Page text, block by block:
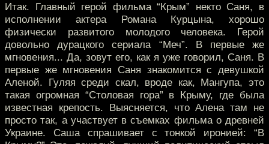
Итак. Главный герой фильма “Крым” некто Саня, в
исполнении актера Романа Курцына, хорошо
физически развитого молодого человека. Герой
довольно дурацкого сериала “Меч”. В первые же
мгновения... Да, зовут его, как я уже говорил, Саня. В
первые же мгновения Саня знакомится с девушкой
Аленой. Гуляя среди скал, вроде как, Мангупа, это
такая огромная “Столовая гора” в Крыму, где была
известная крепость. Выясняется, что Алена там не
просто так, а участвует в съемках фильма о древней
Украине. Саша спрашивает с тонкой иронией: “В